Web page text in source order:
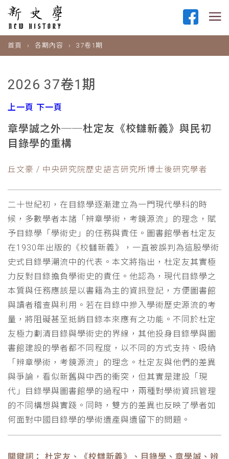
首頁 各期內容 37卷1期
2026 37卷1期
上一頁 下一頁
章學誠之外──杜定友《校讎新義》與民初
目錄學的重構
丘文豪 / 中央研究院歷史語言研究所博士後研究學者
二十世紀初，在目錄學逐漸建立為一門現代學科的時
候，多數學者本諸「辨章學術，考鏡源流」的理念，賦
予目錄學「學術史」的任務與責任。圖書館學者杜定友
在1930年出版的《校讎新義》，一直被誤判為這股學術
史式目錄學潮流中的代表。本文將指出，杜定友其實極
力反對目錄擔負學術史的責任。他認為，現代目錄學之
本質與任務應該是以書籍為主的資訊登記，方便圖書館
與讀者稽查與利用。若在目錄中摻入學術歷史源流的考
量，將阻礙甚至抵銷目錄本來應有之功能。不同於杜定
友極力劃清目錄與學術史的界線，其他投身目錄學與圖
書館建設的學者都不同程度，以不同的方式支持、吸納
「辨章學術，考鏡源流」的理念。杜定友與他們的差異
與爭論，看似新舊與中西的衝突，但其實是建設「現
代」目錄學與圖書館學的過程中，兩種對學術資訊管理
的不同構想與實踐。同時，雙方的差異也反映了學者如
何面對中國目錄學的學術遺產與遺留下的問題。
關鍵詞： 杜定友、《校讎新義》、目錄學、章學誠、辨